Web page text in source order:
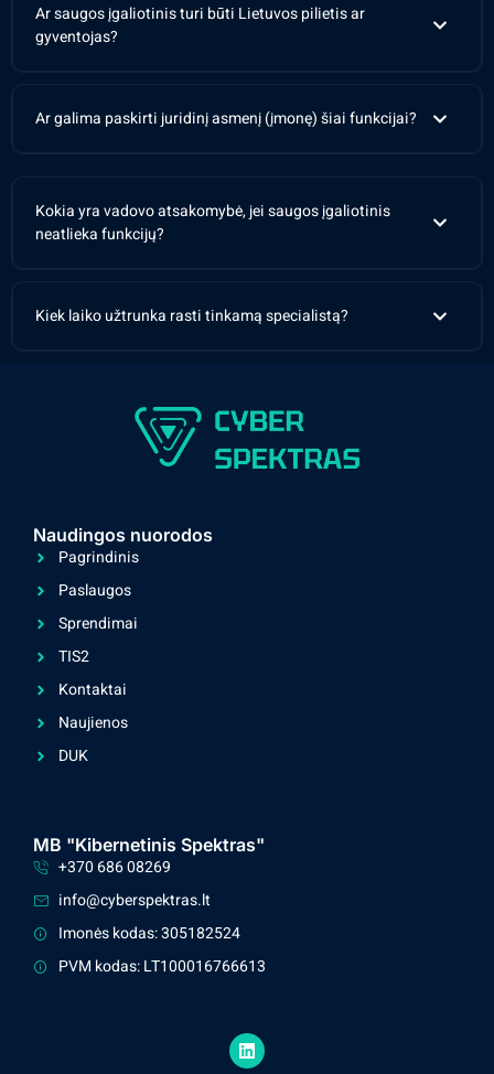
Ar saugos įgaliotinis turi būti Lietuvos pilietis ar
gyventojas?
Ar galima paskirti juridinį asmenį (įmonę) šiai funkcijai?
Kokia yra vadovo atsakomybė, jei saugos įgaliotinis
neatlieka funkcijų?
Kiek laiko užtrunka rasti tinkamą specialistą?
Naudingos nuorodos
Pagrindinis
Paslaugos
Sprendimai
TIS2
Kontaktai
Naujienos
DUK
MB "Kibernetinis Spektras"
+370 686 08269
info@cyberspektras.lt
Imonės kodas: 305182524
PVM kodas: LT100016766613